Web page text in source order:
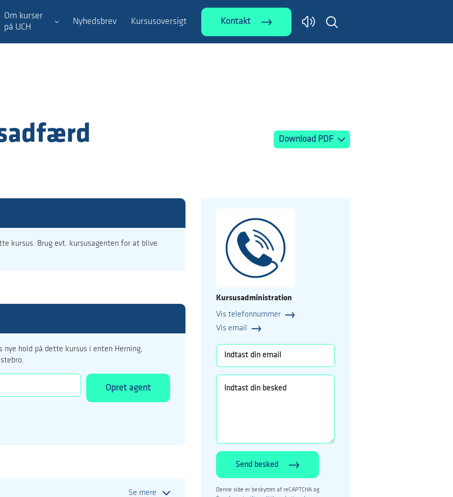
Om kurser
på UCH
Nyhedsbrev Kursusoversigt Kontakt
Download PDF
kursus. Brug evt. kursusagenten for at blive
hold på dette kursus i enten Herning,
Opret agent
Se mere
Kursusadministration
Vis telefonnummer
Vis email
Send besked
Denne side er beskyttet af reCAPTCHA og